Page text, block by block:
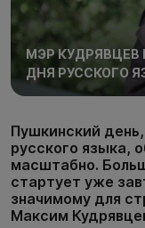
МЭР КУДРЯВЦЕВ
ДНЯ РУССКОГО
Пушкинский
русского языка,
масштабно.
стартует уже
значимому для
Максим